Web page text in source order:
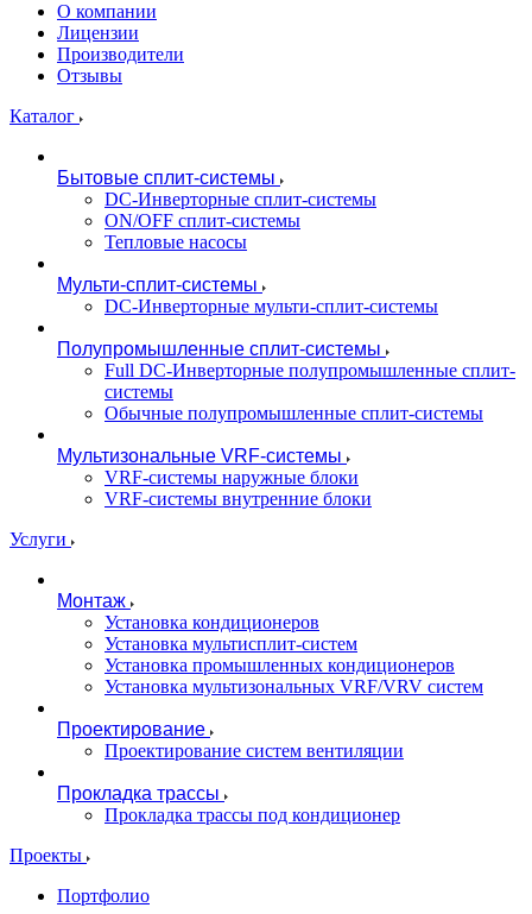
О компании
Лицензии
Производители
Отзывы
Каталог
Бытовые сплит-системы
DC-Инверторные сплит-системы
ON/OFF сплит-системы
Тепловые насосы
Мульти-сплит-системы
DC-Инверторные мульти-сплит-системы
Полупромышленные сплит-системы
Full DC-Инверторные полупромышленные сплит-
системы
Обычные полупромышленные сплит-системы
Мультизональные VRF-системы
VRF-системы наружные блоки
VRF-системы внутренние блоки
Услуги
Монтаж
Установка кондиционеров
Установка мультисплит-систем
Установка промышленных кондиционеров
Установка мультизональных VRF/VRV систем
Проектирование
Проектирование систем вентиляции
Прокладка трассы
Прокладка трассы под кондиционер
Проекты
Портфолио